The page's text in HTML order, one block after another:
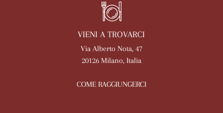
VIENI A TROVARCI
Via Alberto Nota, 47
20126 Milano, Italia
COME RAGGIUNGERCI